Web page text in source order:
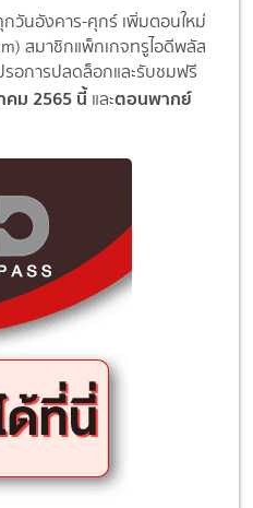
วันอังคาร-ศุกร์ เพิ่มตอนใหม่
สมาชิกแพ็กเกจทรูไอดีพลัส
อการปลดล็อกและรับชมฟรี
คม 2565 นี้และตอนพากย์